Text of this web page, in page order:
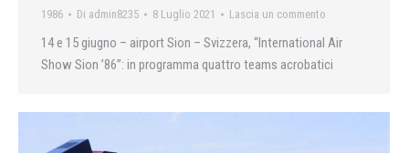
1986 Di admin8235 8 Luglio 2021 Lascia un commento
14 e 15 giugno – airport Sion – Svizzera, “International Air
Show Sion ’86”: in programma quattro teams acrobatici